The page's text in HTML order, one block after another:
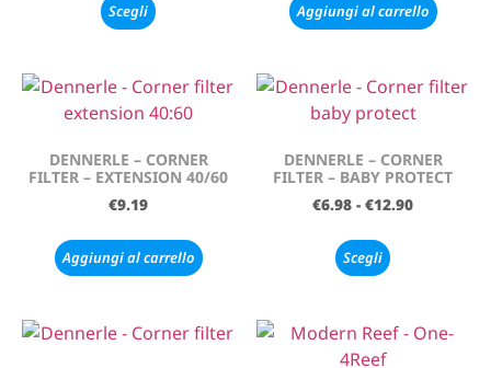
Scegli Aggiungi al carrello
DENNERLE – CORNER
FILTER – EXTENSION 40/60
€9.19
Aggiungi al carrello
DENNERLE – CORNER
FILTER – BABY PROTECT
€6.98 - €12.90
Scegli